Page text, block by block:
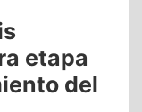
etapa
del